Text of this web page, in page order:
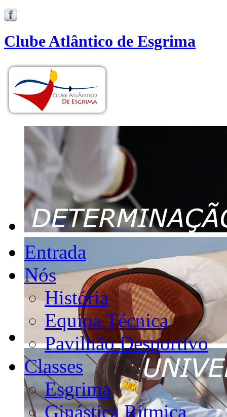
Clube Atlântico de Esgrima
Entrada
Nós
História
Equipa Técnica
Pavilhão Desportivo
Classes
Esgrima
Ginástica Rítmica